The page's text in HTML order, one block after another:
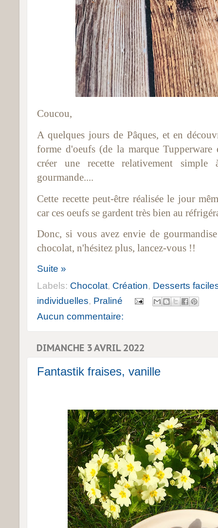
Coucou,
A quelques jours de Pâques, et en
forme d'oeufs (de la marque
créer une recette relativement
gourmande....
Cette recette peut-être réalisée le jour
car ces oeufs se gardent très bien au
Donc, si vous avez envie de
chocolat, n'hésitez plus, lancez-vous !!
Suite »
Labels: Chocolat, Création, Desserts
individuelles, Praliné
Aucun commentaire:
DIMANCHE 3 AVRIL 2022
Fantastik fraises, vanille